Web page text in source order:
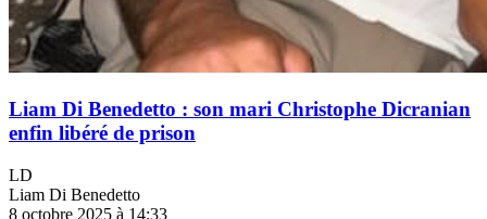
Liam Di Benedetto : son mari Christophe Dicranian
enfin libéré de prison
LD
Liam Di Benedetto
8 octobre 2025 à 14:33